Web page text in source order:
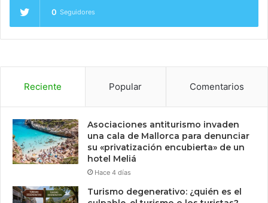
0 Seguidores
Reciente Popular Comentarios
Asociaciones antiturismo invaden
una cala de Mallorca para denunciar
su «privatización encubierta» de un
hotel Meliá
Hace 4 días
Turismo degenerativo: ¿quién es el